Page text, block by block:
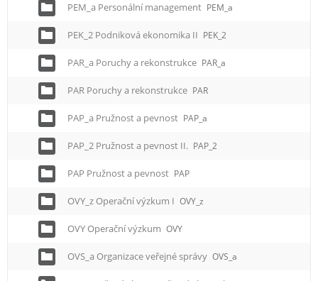
PEM_a Personální management PEM_a
PEK_2 Podniková ekonomika II PEK_2
PAR_a Poruchy a rekonstrukce PAR_a
PAR Poruchy a rekonstrukce PAR
PAP_a Pružnost a pevnost PAP_a
PAP_2 Pružnost a pevnost II. PAP_2
PAP Pružnost a pevnost PAP
OVY_z Operační výzkum I OVY_z
OVY Operační výzkum OVY
OVS_a Organizace veřejné správy OVS_a